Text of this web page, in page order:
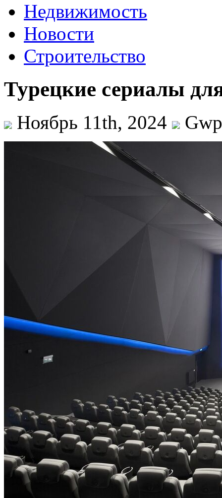
Недвижимость
Новости
Строительство
Турецкие сериалы
Ноябрь 11th, 2024 Gwp